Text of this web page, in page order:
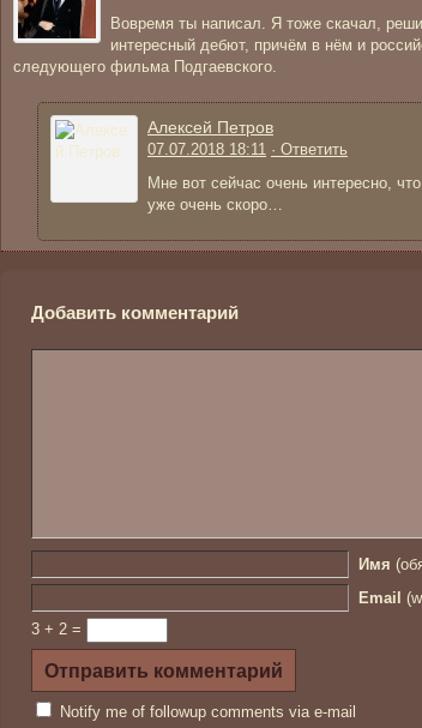
Вовремя ты написал. Я тоже скачал,
интересный дебют, причём в нём и
следующего фильма Подгаевского.
Алексей Петров
07.07.2018 18:11 · Ответить
Мне вот сейчас очень интересно,
уже очень скоро…
Добавить комментарий
Имя
Email
3 + 2 =
Notify me of followup comments via e-mail